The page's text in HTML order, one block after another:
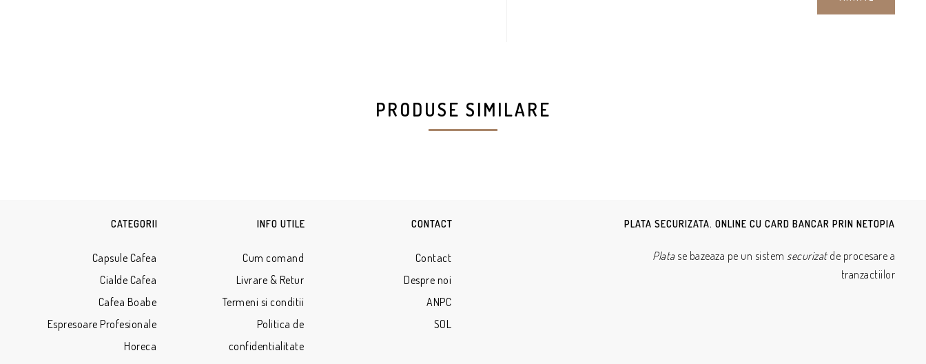
PRODUSE SIMILARE
CATEGORII
Capsule Cafea
Cialde Cafea
Cafea Boabe
Espresoare Profesionale
Horeca
INFO UTILE
Cum comand
Livrare & Retur
Termeni si conditii
Politica de
confidentialitate
CONTACT
Contact
Despre noi
ANPC
SOL
PLATA SECURIZATA. ONLINE CU CARD BANCAR PRIN NETOPIA
Platase bazeaza pe un sistem securizatde procesare a
tranzactiilor